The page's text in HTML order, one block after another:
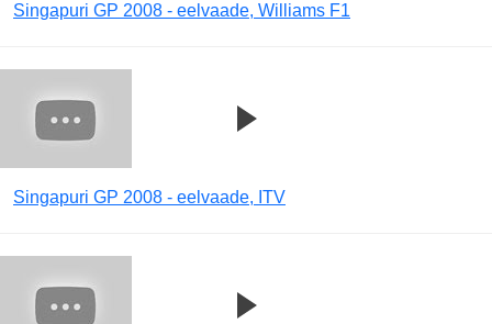
Singapuri GP 2008 - eelvaade, Williams F1
Singapuri GP 2008 - eelvaade, ITV